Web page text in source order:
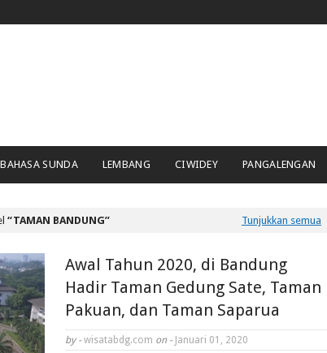
BAHASA SUNDA LEMBANG CIWIDEY PANGALENGAN
TAMAN BANDUNG Tunjukkan semua
Awal Tahun 2020, di Bandung
Hadir Taman Gedung Sate, Taman
Pakuan, dan Taman Saparua
by - wisatabdg.com on - Januari 01, 2020